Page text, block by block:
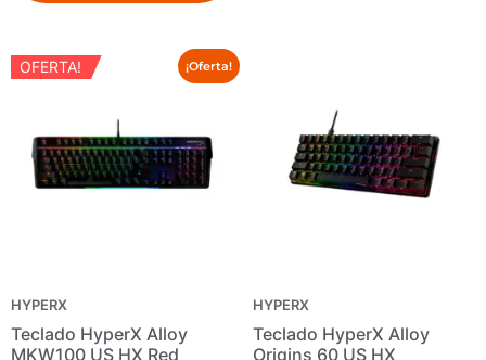
¡Oferta!
OFERTA!
HYPERX
Teclado HyperX Alloy
MKW100 US HX Red
HYPERX
Teclado HyperX Alloy
Origins 60 US HX